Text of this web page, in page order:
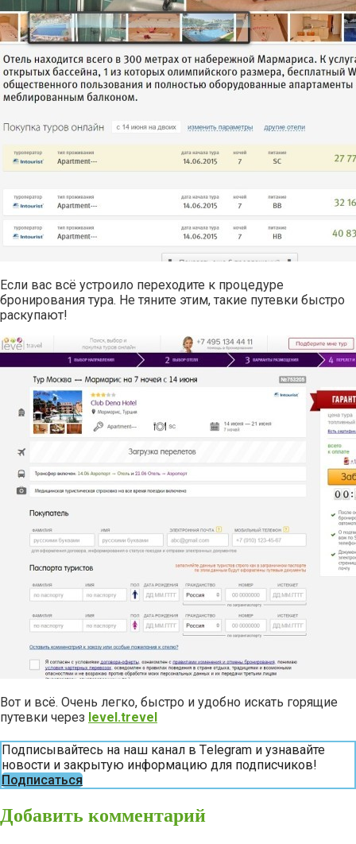
Если вас всё устроило переходите к процедуре
бронирования тура. Не тяните этим, такие путевки быстро
раскупают!
Вот и всё. Очень легко, быстро и удобно искать горящие
путевки через level.trevel
Подписывайтесь на наш канал в Тelegram и узнавайте
новости и закрытую информацию для подписчиков!
Подписаться
Добавить комментарий